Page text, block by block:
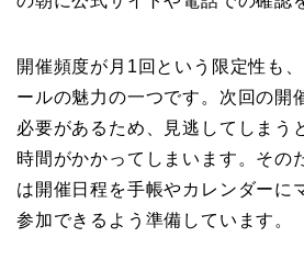
開催頻度が月1回という限定性も
ールの魅力の一つです。次回の開
必要があるため、見逃してしまう
時間がかかってしまいます。その
は開催日程を手帳やカレンダーに
参加できるよう準備しています。